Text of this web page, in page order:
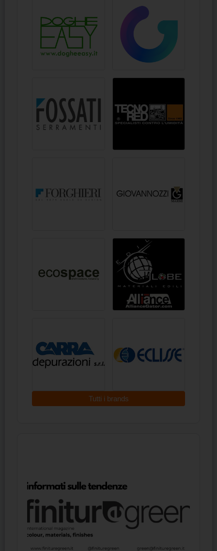
Tutti i brands